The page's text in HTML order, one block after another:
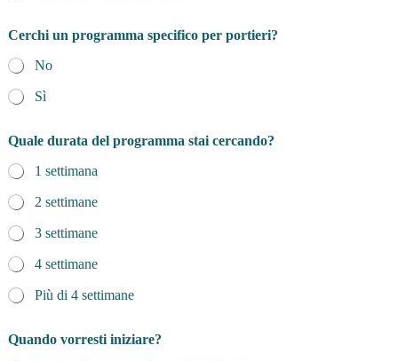
Cerchi un programma specifico per portieri?
No
Sì
Quale durata del programma stai cercando?
1 settimana
2 settimane
3 settimane
4 settimane
Più di 4 settimane
Quando vorresti iniziare?